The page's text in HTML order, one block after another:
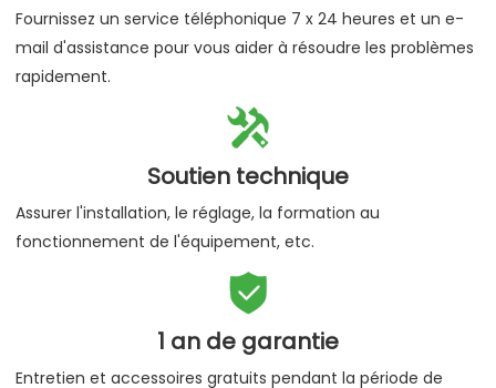
Fournissez un service téléphonique 7 x 24 heures et un e-
mail d'assistance pour vous aider à résoudre les problèmes
rapidement.

Soutien technique
Assurer l'installation, le réglage, la formation au
fonctionnement de l'équipement, etc.

1 an de garantie
Entretien et accessoires gratuits pendant la période de